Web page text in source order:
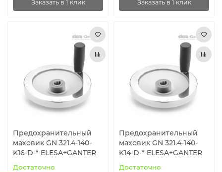
Заказать в 1 клик Заказать в 1 клик
Предохранительный
маховик GN 321.4-140-
K16-D-* ELESA+GANTER
Достаточно
Предохранительный
маховик GN 321.4-140-
K14-D-* ELESA+GANTER
Достаточно